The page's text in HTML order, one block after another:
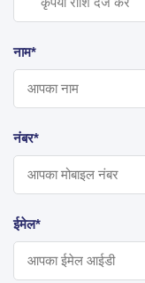
नाम*
नंबर*
ईमेल*